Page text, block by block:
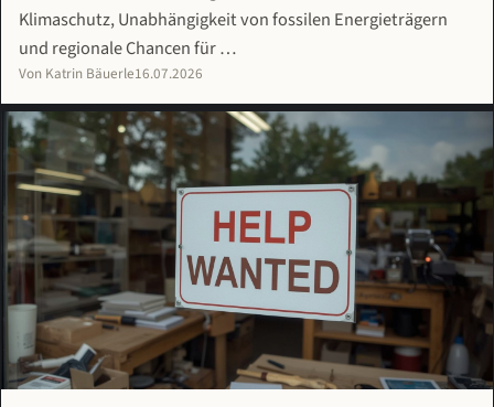
Klimaschutz, Unabhängigkeit von fossilen Energieträgern
und regionale Chancen für …
Von Katrin Bäuerle16.07.2026